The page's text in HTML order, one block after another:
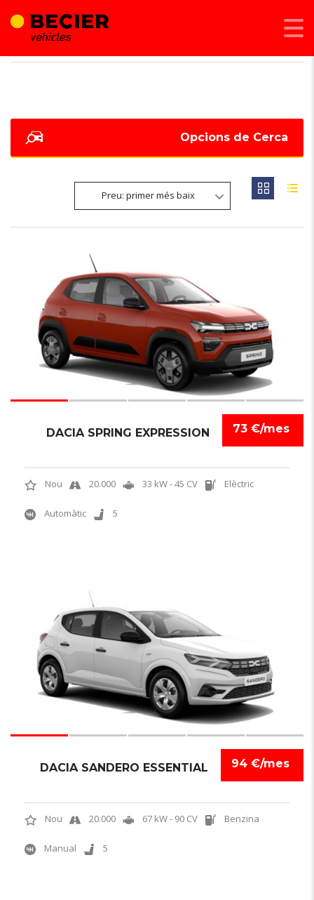
Opcions de Cerca
Preu: primer més baix
73 €/mes
DACIA SPRING EXPRESSION
Nou 20.000 33 kW - 45 CV Elèctric
Automàtic 5
94 €/mes
DACIA SANDERO ESSENTIAL
Nou 20.000 67 kW - 90 CV Benzina
Manual 5